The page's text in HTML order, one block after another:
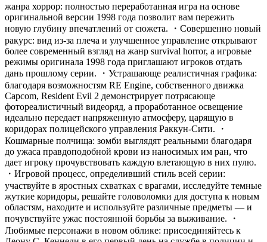
жанра хоррор: полностью переработанная игра на основе
оригинальной версии 1998 года позволит вам пережить
новую глубину впечатлений от сюжета. ・Совершенно новый
ракурс: вид из-за плеча и улучшенное управление открывают
более современный взгляд на жанр survival horror, а игровые
режимы оригинала 1998 года приглашают игроков отдать
дань прошлому серии. ・Устрашающе реалистичная графика:
благодаря возможностям RE Engine, собственного движка
Capcom, Resident Evil 2 демонстрирует потрясающе
фотореалистичный видеоряд, а проработанное освещение
идеально передает напряженную атмосферу, царящую в
коридорах полицейского управления Раккун-Сити. ・
Кошмарные полчища: зомби выглядят реальными благодаря
до ужаса правдоподобной крови из наносимых им ран, что
дает игроку прочувствовать каждую влетающую в них пулю.
・Игровой процесс, определивший стиль всей серии:
участвуйте в яростных схватках с врагами, исследуйте темные
жуткие коридоры, решайте головоломки для доступа к новым
областям, находите и используйте различные предметы — и
почувствуйте ужас постоянной борьбы за выживание. ・
Любимые персонажи в новом облике: присоединяйтесь к